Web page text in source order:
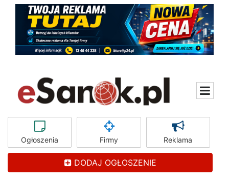
Ogłoszenia Firmy Reklama
DODAJ OGŁOSZENIE